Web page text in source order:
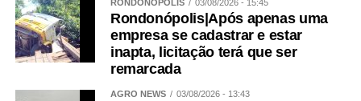
RONDONÓPOLIS 03/08/2026 - 15:45
Rondonópolis|Após apenas uma
empresa se cadastrar e estar
inapta, licitação terá que ser
remarcada
AGRO NEWS 03/08/2026 - 13:43